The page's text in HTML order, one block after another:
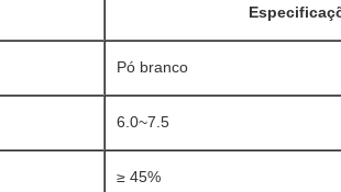
Pó branco
6.0~7.5
≥ 45%